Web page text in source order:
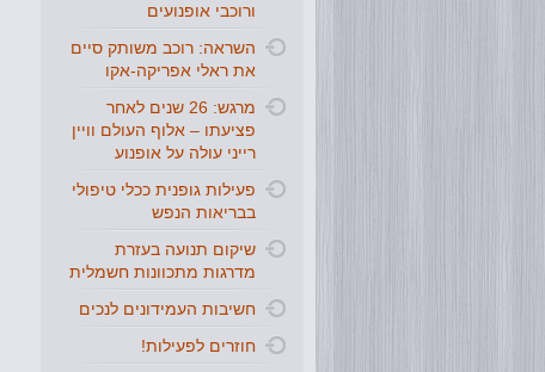
ורוכבי אופנועים
השראה: רוכב משותק סיים
את ראלי אפריקה-אקו
מרגש: 26 שנים לאחר
פציעתו – אלוף העולם וויין
רייני עולה על אופנוע
פעילות גופנית ככלי טיפולי
בבריאות הנפש
שיקום תנועה בעזרת
מדרגות מתכוונות חשמלית
חשיבות העמידונים לנכים
חוזרים לפעילות!